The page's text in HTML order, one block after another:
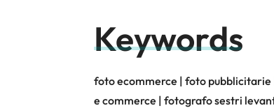
Keywords
foto ecommerce | foto
e commerce | fotografo sestri